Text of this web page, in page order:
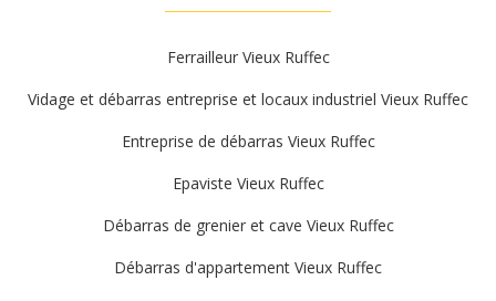
Ferrailleur Vieux Ruffec
Vidage et débarras entreprise et locaux industriel Vieux Ruffec
Entreprise de débarras Vieux Ruffec
Epaviste Vieux Ruffec
Débarras de grenier et cave Vieux Ruffec
Débarras d'appartement Vieux Ruffec